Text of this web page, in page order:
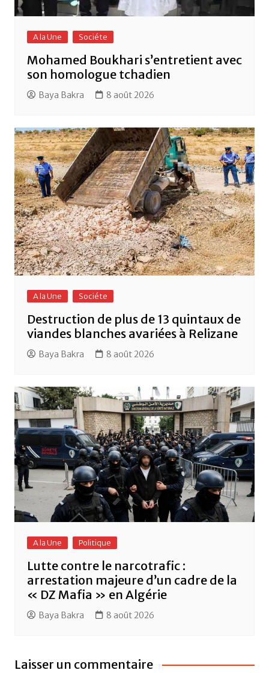
A la Une Sociéte
Mohamed Boukhari s’entretient avec
son homologue tchadien
Baya Bakra 8 août 2026
A la Une Sociéte
Destruction de plus de 13 quintaux de
viandes blanches avariées à Relizane
Baya Bakra 8 août 2026
A la Une Politique
Lutte contre le narcotrafic :
arrestation majeure d’un cadre de la
« DZ Mafia » en Algérie
Baya Bakra 8 août 2026
Laisser un commentaire